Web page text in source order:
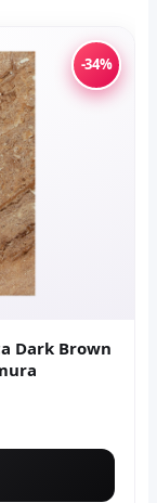
-34%
Dark Brown